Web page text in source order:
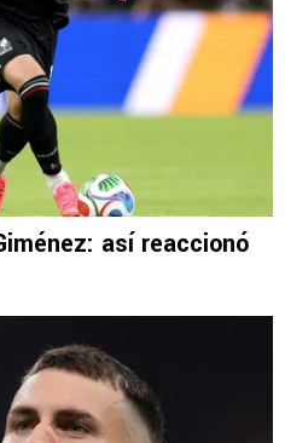
así reaccionó